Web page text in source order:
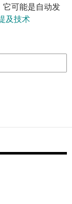
它可能是自动发
及技术